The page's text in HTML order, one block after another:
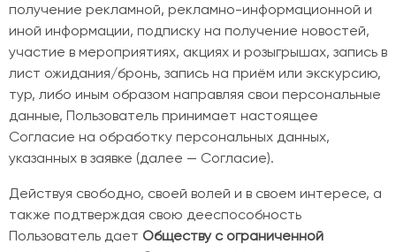
получение рекламной, рекламно-информационной и
иной информации, подписку на получение новостей,
участие в мероприятиях, акциях и розыгрышах, запись в
лист ожидания/бронь, запись на приём или экскурсию,
тур, либо иным образом направляя свои персональные
данные, Пользователь принимает настоящее
Согласие на обработку персональных данных,
указанных в заявке (далее — Согласие).
Действуя свободно, своей волей и в своем интересе, а
также подтверждая свою дееспособность
Пользователь дает Обществу с ограниченной
Заявка на Трейд-ИН
ФИО